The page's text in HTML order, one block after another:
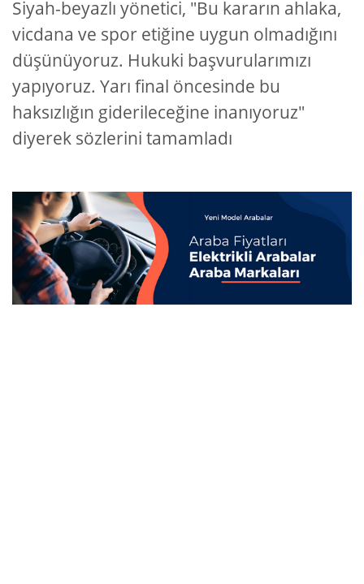
Siyah-beyazlı yönetici, "Bu kararın ahlaka,
vicdana ve spor etiğine uygun olmadığını
düşünüyoruz. Hukuki başvurularımızı
yapıyoruz. Yarı final öncesinde bu
haksızlığın giderileceğine inanıyoruz"
diyerek sözlerini tamamladı